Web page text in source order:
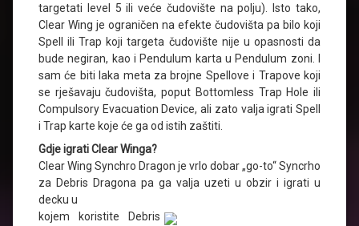
targetati level 5 ili veće čudovište na polju). Isto tako,
Clear Wing je ograničen na efekte čudovišta pa bilo koji
Spell ili Trap koji targeta čudovište nije u opasnosti da
bude negiran, kao i Pendulum karta u Pendulum zoni. I
sam će biti laka meta za brojne Spellove i Trapove koji
se rješavaju čudovišta, poput Bottomless Trap Hole ili
Compulsory Evacuation Device, ali zato valja igrati Spell
i Trap karte koje će ga od istih zaštiti.
Gdje igrati Clear Winga?
Clear Wing Synchro Dragon je vrlo dobar „go-to“ Syncrho
za Debris Dragona pa ga valja uzeti u obzir i igrati u
decku u
kojem koristite Debris